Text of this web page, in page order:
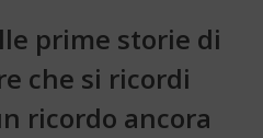
prime storie di
che si ricordi
ricordo ancora